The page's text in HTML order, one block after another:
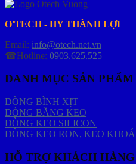
O'TECH - HY THÀNH LỢI
Email: info@otech.net.vn
☎Hotline: 0903.625.525
DANH MỤC SẢN PHẨM
DÒNG BÌNH XỊT
DÒNG BĂNG KEO
DÒNG KEO SILICON
DÒNG KEO RON, KEO
HỖ TRỢ KHÁCH HÀNG